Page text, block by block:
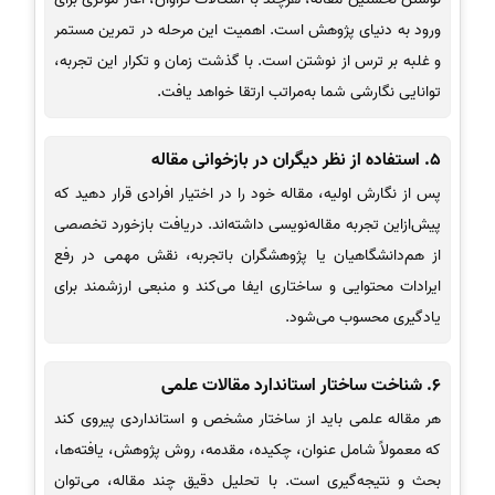
ورود به دنیای پژوهش است. اهمیت این مرحله در تمرین مستمر
و غلبه بر ترس از نوشتن است. با گذشت زمان و تکرار این تجربه،
توانایی نگارشی شما به‌مراتب ارتقا خواهد یافت.
5. استفاده از نظر دیگران در بازخوانی مقاله
پس از نگارش اولیه، مقاله خود را در اختیار افرادی قرار دهید که
پیش‌ازاین تجربه مقاله‌نویسی داشته‌اند. دریافت بازخورد تخصصی
از هم‌دانشگاهیان یا پژوهشگران باتجربه، نقش مهمی در رفع
ایرادات محتوایی و ساختاری ایفا می‌کند و منبعی ارزشمند برای
یادگیری محسوب می‌شود.
6. شناخت ساختار استاندارد مقالات علمی
هر مقاله علمی باید از ساختار مشخص و استانداردی پیروی کند
که معمولاً شامل عنوان، چکیده، مقدمه، روش پژوهش، یافته‌ها،
بحث و نتیجه‌گیری است. با تحلیل دقیق چند مقاله، می‌توان